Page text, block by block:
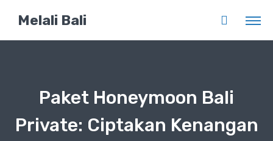
Melali Bali
Paket Honeymoon Bali
Private: Ciptakan Kenangan